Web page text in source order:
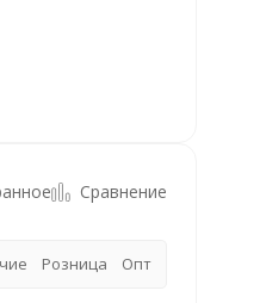
Сравнение
Розница Опт